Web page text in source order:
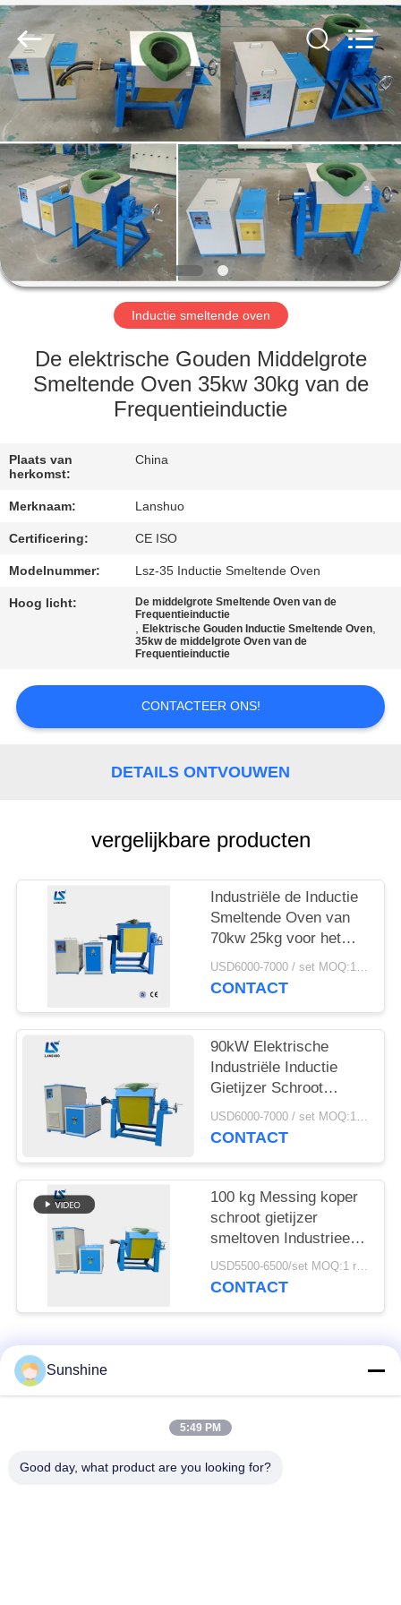
HUIS
PRODUCTEN
ONGEVEER
ONS
FABRIEKSREIS
KWALITEITSCONTROLE
CONTACTEER
VERZOEK
OM EEN
CITAAT
PRIVACYBELEID
Lanshuo
Electronics
All
Rights
Reserved.
Inductie smeltende oven
De elektrische Gouden Middelgrote
Smeltende Oven 35kw 30kg van de
Frequentieinductie
Plaats van
herkomst:
China
Merknaam: Lanshuo
Certificering: CE ISO
Modelnummer: Lsz-35 Inductie Smeltende Oven
Hoog licht:
De middelgrote Smeltende Oven van de
Frequentieinductie
,Elektrische Gouden Inductie Smeltende Oven,
35kw de middelgrote Oven van de
Frequentieinductie
CONTACTEER ONS!
DETAILS ONTVOUWEN
vergelijkbare producten
Industriële de Inductie
Smeltende Oven van
70kw 25kg voor het
Aluminiumschroot van
het Staalijzer
USD6000-7000 / set MOQ:1 reeks
CONTACT
90kW Elektrische
Industriële Inductie
Gietijzer Schroot
Smeltoven Met Tiegels USD6000-7000 / set MOQ:1 set
CONTACT
100 kg Messing koper
schroot gietijzer
smeltoven Industrieel
elektrisch metaal
smelten
USD5500-6500/set MOQ:1 reeks
CONTACT
populaire categorieën
Grote Smeltende
Sunshine
5:49 PM
Good day, what product are you looking for?